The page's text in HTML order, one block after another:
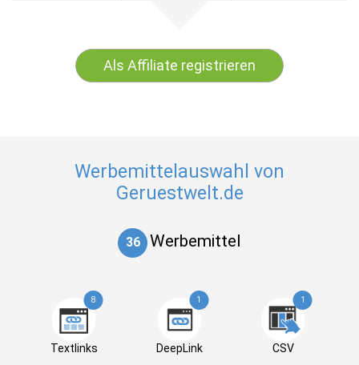
Als Affiliate registrieren
Werbemittelauswahl von
Geruestwelt.de
36 Werbemittel
8
Textlinks
1
DeepLink
1
CSV